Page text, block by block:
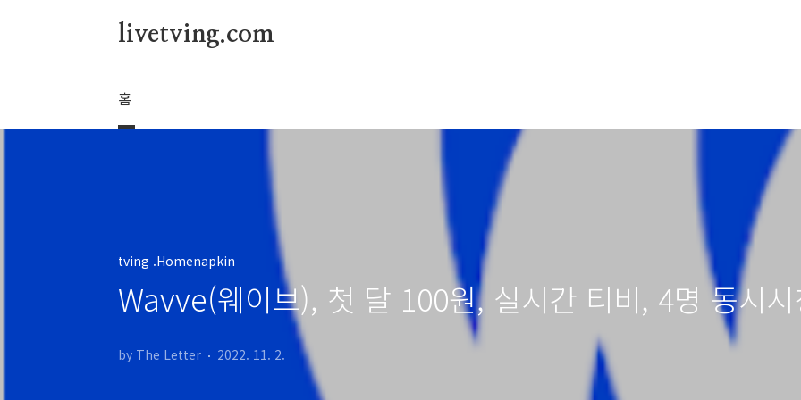
livetving.com
홈
tving .Homenapkin
Wavve(웨이브), 첫 달 100원, 실시간 티비, 4명 동시
by The Letter 2022. 11. 2.